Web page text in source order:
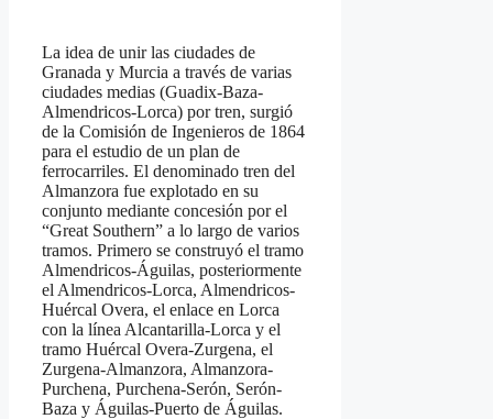
La idea de unir las ciudades de
Granada y Murcia a través de varias
ciudades medias (Guadix-Baza-
Almendricos-Lorca) por tren, surgió
de la Comisión de Ingenieros de 1864
para el estudio de un plan de
ferrocarriles. El denominado tren del
Almanzora fue explotado en su
conjunto mediante concesión por el
“Great Southern” a lo largo de varios
tramos. Primero se construyó el tramo
Almendricos-Águilas, posteriormente
el Almendricos-Lorca, Almendricos-
Huércal Overa, el enlace en Lorca
con la línea Alcantarilla-Lorca y el
tramo Huércal Overa-Zurgena, el
Zurgena-Almanzora, Almanzora-
Purchena, Purchena-Serón, Serón-
Baza y Águilas-Puerto de Águilas.